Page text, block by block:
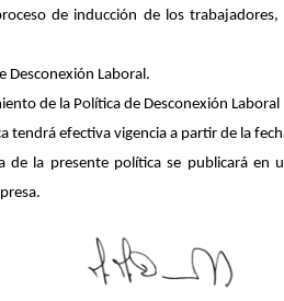
de inducción de los trabajadores,
Desconexión Laboral.
de la Política de Desconexión Laboral
tendrá efectiva vigencia a partir de la
de la presente política se publicará en